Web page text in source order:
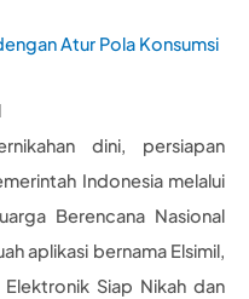
Atur Pola Konsumsi
dini, persiapan
Indonesia melalui
Berencana Nasional
aplikasi bernama Elsimil,
Siap Nikah dan